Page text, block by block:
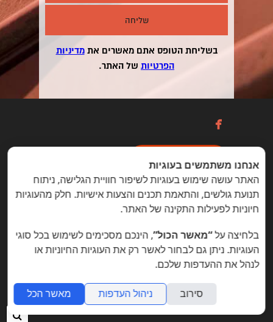
בשליחת הטופס אתם מאשרים אתמדיניות
הפרטיות של האתר.

הזדמנויות מיוחדות ללקוחות folyou
צרו איתנו קשר הצהרת נגישות משרות
מה חדש תמיכה תנאי שימוש
אפיליאייטס אתר דו לשוני חנות וירטואלית
אנחנו משתמשים בעוגיות
האתר עושה שימוש בעוגיות לשיפור חוויית הגלישה, ניתוח
תנועת גולשים, והתאמת תכנים והצעות אישיות. חלק מהעוגיות
חיוניות לפעילות התקינה של האתר.
בלחיצה על“מאשר הכול”, הינכם מסכימים לשימוש בכל סוגי
העוגיות. ניתן גם לבחור לאשר רק את העוגיות החיוניות או
לנהל את ההעדפות שלכם.
סירוב ניהול העדפות מאשר הכל